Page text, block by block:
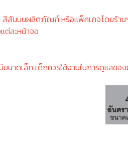
สีสันบนผลิตภัณฑ์ หรือแพ็คเกจโดยร้า
ต่ละหน้าจอ
าดเล็ก เด็กควรใช้งานในการดูแลขอ